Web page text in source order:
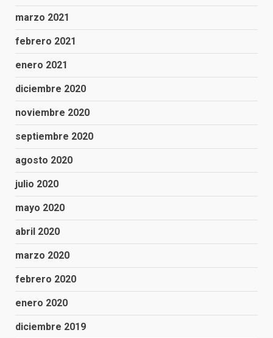
marzo 2021
febrero 2021
enero 2021
diciembre 2020
noviembre 2020
septiembre 2020
agosto 2020
julio 2020
mayo 2020
abril 2020
marzo 2020
febrero 2020
enero 2020
diciembre 2019